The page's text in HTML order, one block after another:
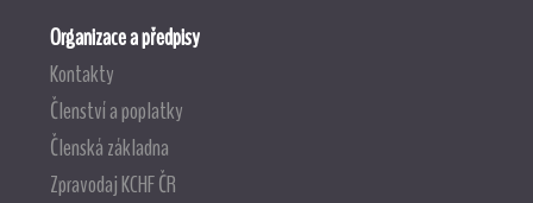
Organizace a předpisy
Kontakty
Členství a poplatky
Členská základna
Zpravodaj KCHF ČR